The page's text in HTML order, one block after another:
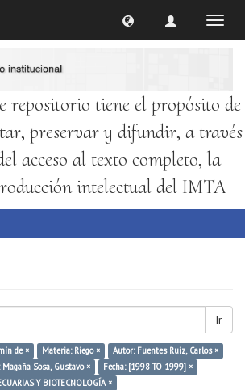
repositorio tiene el propósito de
preservar y difundir, a través
acceso al texto completo, la
intelectual del IMTA
Ir
de × Materia: Riego ×
Autor: Fuentes Ruiz, Carlos ×
Sosa, Gustavo ×
Fecha: [1998 TO 1999] ×
Y BIOTECNOLOGÍA ×